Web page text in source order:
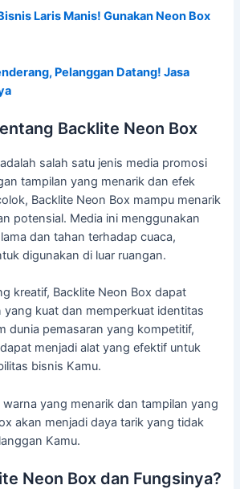
Laris Manis! Gunakan Neon Box
Pelanggan Datang! Jasa
Backlite Neon Box
salah satu jenis media promosi
tampilan yang menarik dan efek
Backlite Neon Box mampu menarik
potensial. Media ini menggunakan
dan tahan terhadap cuaca,
digunakan di luar ruangan.
kreatif, Backlite Neon Box dapat
yang kuat dan memperkuat identitas
dunia pemasaran yang kompetitif,
menjadi alat yang efektif untuk
bisnis Kamu.
yang menarik dan tampilan yang
akan menjadi daya tarik yang tidak
Kamu.
Neon Box dan Fungsinya?